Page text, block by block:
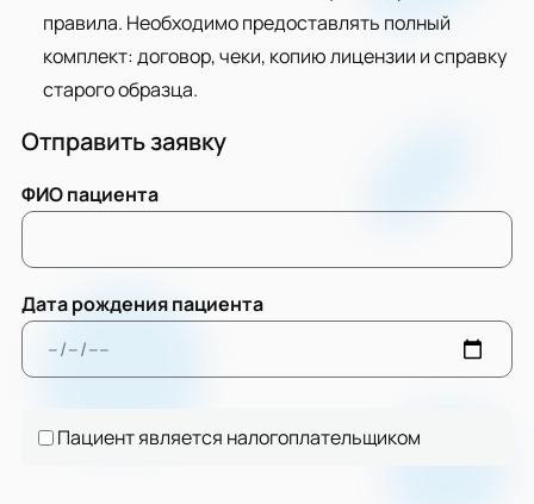
правила. Необходимо предоставлять полный
комплект: договор, чеки, копию лицензии и справку
старого образца.
Отправить заявку
ФИО пациента
Дата рождения пациента
Пациент является налогоплательщиком